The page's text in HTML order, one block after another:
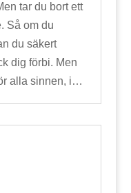
tar du bort ett
Så om du
du säkert
dig förbi. Men
alla sinnen, i…